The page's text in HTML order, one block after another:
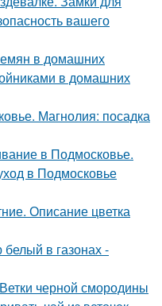
вашего
в домашних
в домашних
Магнолия: посадка
в Подмосковье.
в Подмосковье
Описание цветка
в газонах -
черной смородины